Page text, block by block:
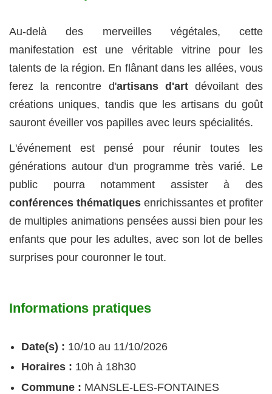
Au-delà des merveilles végétales, cette
manifestation est une véritable vitrine pour les
talents de la région. En flânant dans les allées, vous
ferez la rencontre d'artisans d'artdévoilant des
créations uniques, tandis que les artisans du goût
sauront éveiller vos papilles avec leurs spécialités.
L'événement est pensé pour réunir toutes les
générations autour d'un programme très varié. Le
public pourra notamment assister à des
conférences thématiques enrichissantes et profiter
de multiples animations pensées aussi bien pour les
enfants que pour les adultes, avec son lot de belles
surprises pour couronner le tout.
Informations pratiques
Date(s) : 10/10 au 11/10/2026
Horaires : 10h à 18h30
Commune : MANSLE-LES-FONTAINES